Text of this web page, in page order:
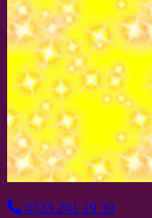
0533 261 19 39